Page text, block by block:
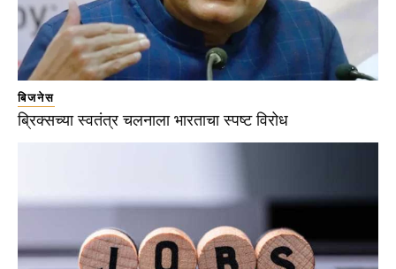
बिजनेस
ब्रिक्सच्या स्वतंत्र चलनाला भारताचा स्पष्ट विरोध